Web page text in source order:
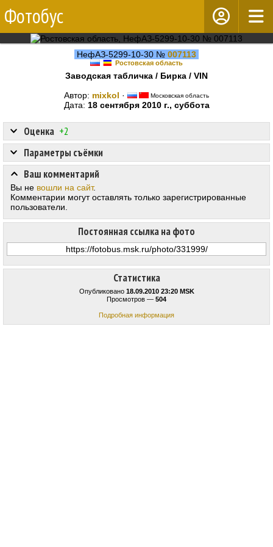
Фотобус
НефАЗ-5299-10-30 № 007113
Ростовская область
Заводская табличка / Бирка / VIN
Автор: mixkol · Московская область
Дата: 18 сентября 2010 г., суббота
Статистика
Опубликовано 18.09.2010 23:20 MSK
Просмотров — 504
Подробная информация
Оценка +2
Постоянная ссылка на фото
Параметры съёмки
Ваш комментарий
Вы не вошли на сайт.
Комментарии могут оставлять только зарегистрированные
пользователи.